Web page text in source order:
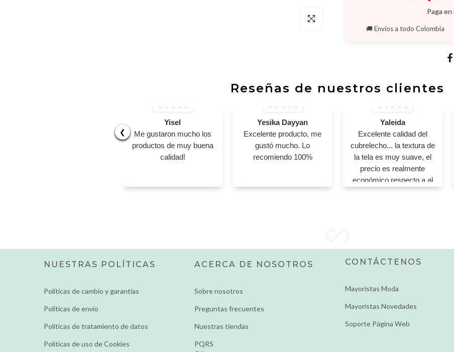
Click para agrandar
Paga
🚚 Envíos a todo Colombia
Reseñas de nuestros clientes
❮
Yisel
Me gustaron mucho los
productos de muy buena
calidad!
Yesika Dayyan
Excelente producto, me
gustó mucho. Lo
recomiendo 100%
Yaleida
Excelente calidad del
cubrelecho... la textura de
la tela es muy suave, el
precio es realmente
económico respecto a al
calidad, lo recomiendo!
NUESTRAS POLÍTICAS
Políticas de cambio y garantías
Políticas de envío
Políticas de tratamiento de datos
Políticas de uso de Cookies
ACERCA DE NOSOTROS
Sobre nosotros
Preguntas frecuentes
Nuestras tiendas
PQRS
CONTÁCTENOS
Mayoristas Moda
Mayoristas Novedades
Soporte Página Web